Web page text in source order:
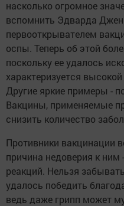
насколько огромное
вспомнить Эдварда
первооткрывателем
оспы. Теперь об этой
поскольку ее удалось
характеризуется
Другие яркие примеры -
Вакцины, применяемые
снизить количество
Противники вакцинации
причина недоверия к ним
реакций. Нельзя
удалось победить
ведь даже грипп может